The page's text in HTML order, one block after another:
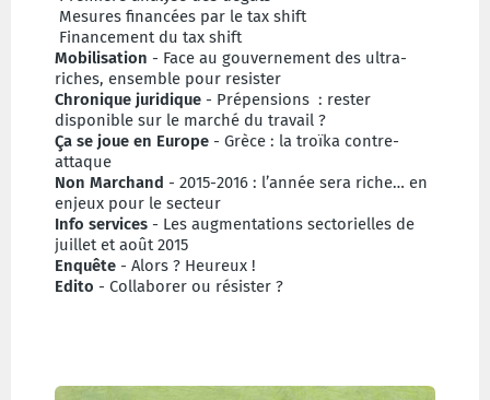
Mesures financées par le tax shift
Financement du tax shift
Mobilisation - Face au gouvernement des ultra-
riches, ensemble pour resister
Chronique juridique - Prépensions : rester
disponible sur le marché du travail ?
Ça se joue en Europe - Grèce : la troïka contre-
attaque
Non Marchand - 2015-2016 : l’année sera riche… en
enjeux pour le secteur
Info services - Les augmentations sectorielles de
juillet et août 2015
Enquête - Alors ? Heureux !
Edito - Collaborer ou résister ?